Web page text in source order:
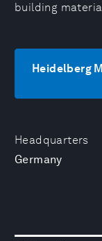
Headquarters
Germany
building
Heidelberg